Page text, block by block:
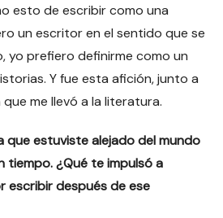
esto de escribir como una
un escritor en el sentido que se
yo prefiero definirme como un
Y fue esta afición, junto a
que me llevó a la literatura.
que estuviste alejado del mundo
tiempo. ¿Qué te impulsó a
escribir después de ese